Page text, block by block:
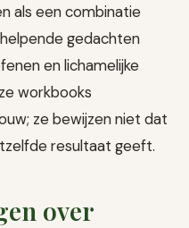
als een combinatie
gedachten
en lichamelijke
workbooks
ze bewijzen niet dat
resultaat geeft.
over